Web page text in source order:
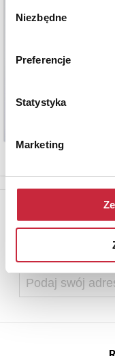
zgody
Niezbędne
Preferencje
Statystyka
Marketing
Aby otrzymywać